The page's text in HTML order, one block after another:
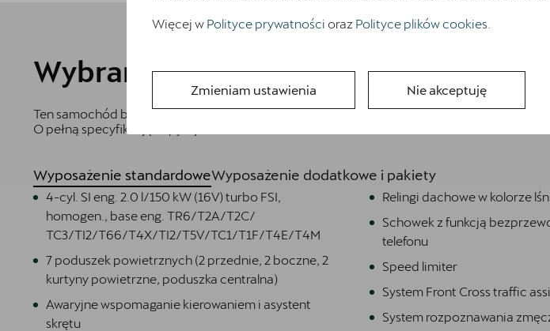
Wybrane elementy wyposażenia
Ten samochód bazuje na wersjiFormentor Tribe Edition
. Zapoznaj się z wybranymi
O pełną specyfikację zapytaj dealera.
Wyposażenie standardoweWyposażenie dodatkowe i pakiety
4-cyl. SI eng. 2.0 l/150 kW (16V) turbo FSI,
homogen., base eng. TR6/T2A/T2C/
TC3/TI2/T66/T4X/TI2/T5V/TC1/T1F/T4E/T4M
7 poduszek powietrznych (2 przednie, 2 boczne, 2
kurtyny powietrzne, poduszka centralna)
Awaryjne wspomaganie kierowaniem i asystent
skrętu
Relingi dachowe w kolorze
Schowek z funkcją
telefonu
Speed limiter
System Front Cross traffic
System rozpoznawania
Więcej w Polityce prywatności oraz Polityce plików cookies
Zmieniam ustawienia Nie akceptuję